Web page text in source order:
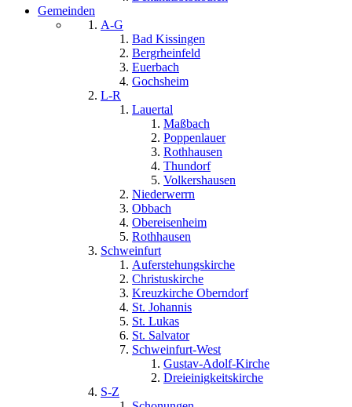
Gemeinden
A-G
Bad Kissingen
Bergrheinfeld
Euerbach
Gochsheim
L-R
Lauertal
Maßbach
Poppenlauer
Rothhausen
Thundorf
Volkershausen
Niederwerrn
Obbach
Obereisenheim
Rothhausen
Schweinfurt
Auferstehungskirche
Christuskirche
Kreuzkirche Oberndorf
St. Johannis
St. Lukas
St. Salvator
Schweinfurt-West
Gustav-Adolf-Kirche
Dreieinigkeitskirche
S-Z